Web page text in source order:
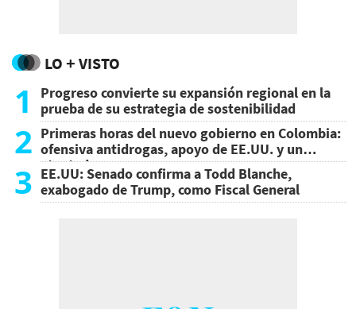
LO + VISTO
1
Progreso convierte su expansión regional en la
prueba de su estrategia de sostenibilidad
2 Primeras horas del nuevo gobierno en Colombia:
ofensiva antidrogas, apoyo de EE.UU. y un
atentado
3 EE.UU: Senado confirma a Todd Blanche,
exabogado de Trump, como Fiscal General